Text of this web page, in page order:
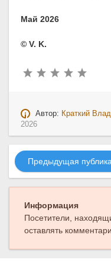
Май 2026
© V. K.
Автор: Краткий
2026
Предыдущая
Информация
Посетители,
оставлять